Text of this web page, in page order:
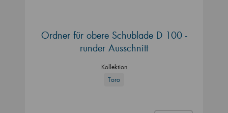
Ordner für obere Schublade D 100 -
runder Ausschnitt
Kollektion
Toro